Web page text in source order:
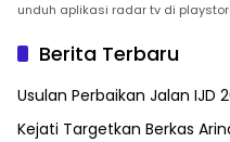
unduh aplikasi radar tv di
Berita Terbaru
Usulan Perbaikan Jalan IJD
Kejati Targetkan Berkas